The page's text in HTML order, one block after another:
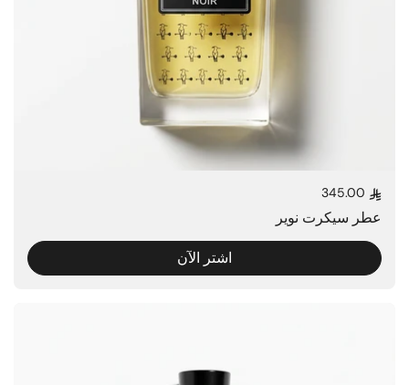
السعر العادي
عطر سيكرت نوير
اشتر الآن